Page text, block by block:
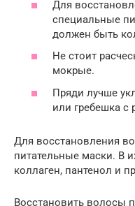
Для
специальные
должен быть
Не стоит
мокрые.
Пряди лучше
или гребешка с
Для восстановления
питательные маски. В
коллаген, пантенол и
Восстановить волосы